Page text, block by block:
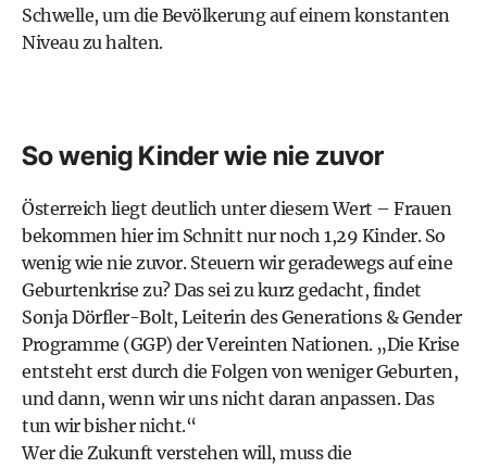
Schwelle, um die Bevölkerung auf einem konstanten
Niveau zu halten.
So wenig Kinder wie nie zuvor
Österreich liegt deutlich unter diesem Wert – Frauen
bekommen hier im Schnitt nur noch 1,29 Kinder. So
wenig wie nie zuvor. Steuern wir geradewegs auf eine
Geburtenkrise zu? Das sei zu kurz gedacht, findet
Sonja Dörfler-Bolt, Leiterin des Generations & Gender
Programme (GGP) der Vereinten Nationen. „Die Krise
entsteht erst durch die Folgen von weniger Geburten,
und dann, wenn wir uns nicht daran anpassen. Das
tun wir bisher nicht.“
Wer die Zukunft verstehen will, muss die